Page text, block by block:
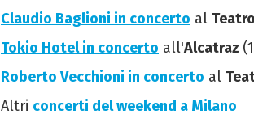
Claudio Baglioni in concerto al
Tokio Hotel in concerto all'Alcatraz
Roberto Vecchioni in concerto al
Altri concerti del weekend a Milano